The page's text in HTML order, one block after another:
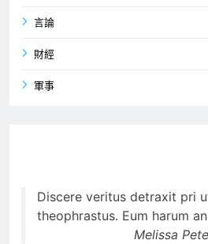
言論
財經
軍事
Discere veritus detraxit pri
theophrastus. Eum harum
Melissa